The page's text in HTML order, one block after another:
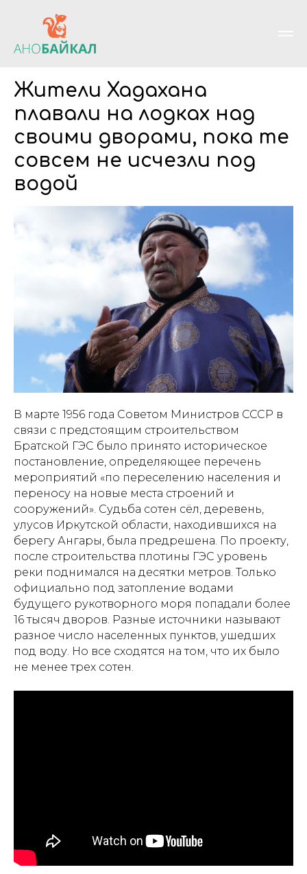
Жители Хадахана
плавали на лодках над
своими дворами, пока те
совсем не исчезли под
водой
В марте 1956 года Советом Министров СССР в
связи с предстоящим строительством
Братской ГЭС было принято историческое
постановление, определяющее перечень
мероприятий «по переселению населения и
переносу на новые места строений и
сооружений». Судьба сотен сёл, деревень,
улусов Иркутской области, находившихся на
берегу Ангары, была предрешена. По проекту,
после строительства плотины ГЭС уровень
реки поднимался на десятки метров. Только
официально под затопление водами
будущего рукотворного моря попадали более
16 тысяч дворов. Разные источники называют
разное число населенных пунктов, ушедших
под воду. Но все сходятся на том, что их было
не менее трех сотен.